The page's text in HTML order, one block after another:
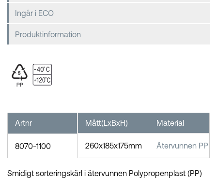
Ingår i ECO
Produktinformation
Mått(LxBxH) Material
260x185x175mm Återvunnen PP
Artnr
8070-1100
Smidigt sorteringskärl i återvunnen Polypropenplast (PP)